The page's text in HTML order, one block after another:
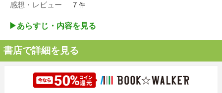
感想・レビュー 7 件
▶︎あらすじ・内容を見る
書店で詳細を見る